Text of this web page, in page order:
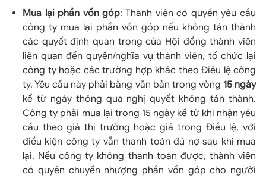
Mua lại phần vốn góp: Thành viên có quyền yêu cầu
công ty mua lại phần vốn góp nếu không tán thành
các quyết định quan trọng của Hội đồng thành viên
liên quan đến quyền/nghĩa vụ thành viên, tổ chức lại
công ty hoặc các trường hợp khác theo Điều lệ công
ty. Yêu cầu này phải bằng văn bản trong vòng 15 ngày
kể từ ngày thông qua nghị quyết không tán thành.
Công ty phải mua lại trong 15 ngày kể từ khi nhận yêu
cầu theo giá thị trường hoặc giá trong Điều lệ, với
điều kiện công ty vẫn thanh toán đủ nợ sau khi mua
lại. Nếu công ty không thanh toán được, thành viên
có quyền chuyển nhượng phần vốn góp cho người